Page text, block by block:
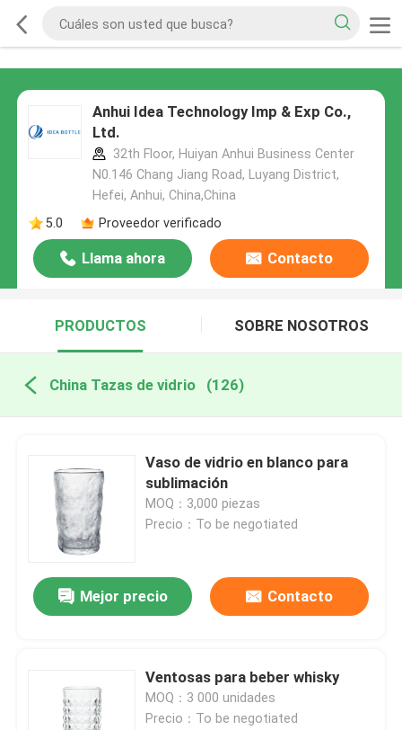
Anhui Idea Technology Imp & Exp Co.,
Ltd.
32th Floor, Huiyan Anhui Business Center
N0.146 Chang Jiang Road, Luyang District,
Hefei, Anhui, China,China
5.0
Proveedor verificado
Llama ahora Contacto
PRODUCTOS SOBRE NOSOTROS
China Tazas de vidrio (126)
Vaso de vidrio en blanco para
sublimación
MOQ：3,000 piezas
Precio：To be negotiated
Mejor precio Contacto
Ventosas para beber whisky
MOQ：3 000 unidades
Precio：To be negotiated